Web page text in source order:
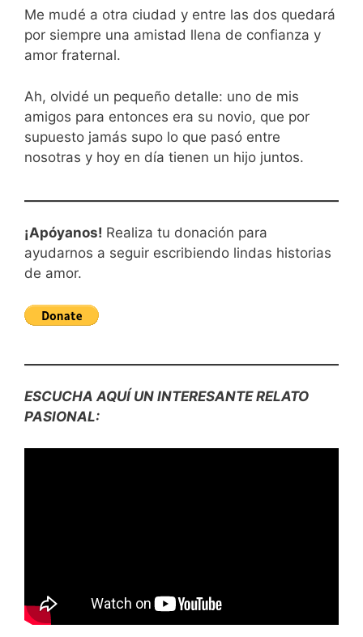
Me mudé a otra ciudad y entre las dos quedará
por siempre una amistad llena de confianza y
amor fraternal.
Ah, olvidé un pequeño detalle: uno de mis
amigos para entonces era su novio, que por
supuesto jamás supo lo que pasó entre
nosotras y hoy en día tienen un hijo juntos.
¡Apóyanos! Realiza tu donación para
ayudarnos a seguir escribiendo lindas historias
de amor.
ESCUCHA AQUÍ UN INTERESANTE RELATO
PASIONAL: